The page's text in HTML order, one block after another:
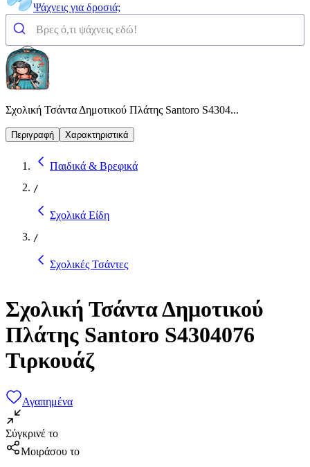
Ψάχνεις για δροσιά;
Σχολική Τσάντα Δημοτικού Πλάτης Santoro S4304...
Περιγραφή Χαρακτηριστικά
Παιδικά & Βρεφικά
/
Σχολικά Είδη
/
Σχολικές Τσάντες
Σχολική Τσάντα Δημοτικού
Πλάτης Santoro S4304076
Τιρκουάζ
Αγαπημένα
Σύγκρινέ το
Μοιράσου το